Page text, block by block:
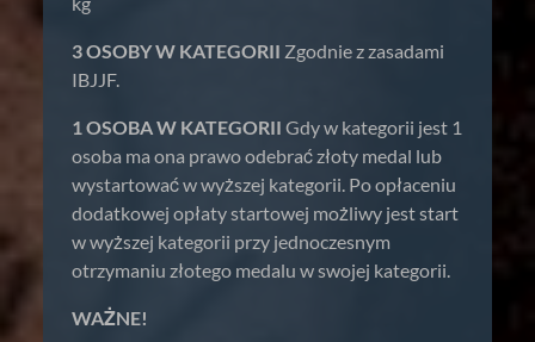
3 OSOBY W KATEGORII Zgodnie z zasadami
IBJJF.
1 OSOBA W KATEGORII Gdy w kategorii jest 1
osoba ma ona prawo odebrać złoty medal lub
wystartować w wyższej kategorii. Po opłaceniu
dodatkowej opłaty startowej możliwy jest start
w wyższej kategorii przy jednoczesnym
otrzymaniu złotego medalu w swojej kategorii.
WAŻNE!